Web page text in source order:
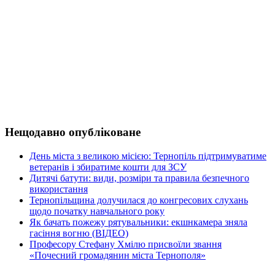
Нещодавно опубліковане
День міста з великою місією: Тернопіль підтримуватиме
ветеранів і збиратиме кошти для ЗСУ
Дитячі батути: види, розміри та правила безпечного
використання
Тернопільщина долучилася до конгресових слухань
щодо початку навчального року
Як бачать пожежу рятувальники: екшнкамера зняла
гасіння вогню (ВІДЕО)
Професору Стефану Хмілю присвоїли звання
«Почесний громадянин міста Тернополя»